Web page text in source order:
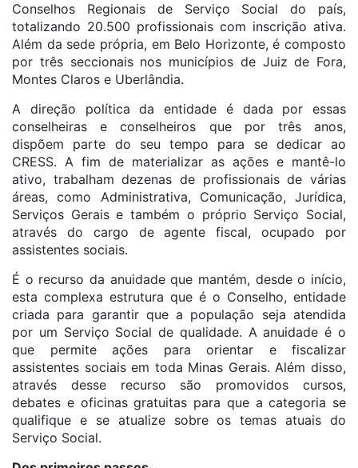
Conselhos Regionais de Serviço Social do país,
totalizando 20.500 profissionais com inscrição ativa.
Além da sede própria, em Belo Horizonte, é composto
por três seccionais nos municípios de Juiz de Fora,
Montes Claros e Uberlândia.
A direção política da entidade é dada por essas
conselheiras e conselheiros que por três anos,
dispõem parte do seu tempo para se dedicar ao
CRESS. A fim de materializar as ações e mantê-lo
ativo, trabalham dezenas de profissionais de várias
áreas, como Administrativa, Comunicação, Jurídica,
Serviços Gerais e também o próprio Serviço Social,
através do cargo de agente fiscal, ocupado por
assistentes sociais.
É o recurso da anuidade que mantém, desde o início,
esta complexa estrutura que é o Conselho, entidade
criada para garantir que a população seja atendida
por um Serviço Social de qualidade. A anuidade é o
que permite ações para orientar e fiscalizar
assistentes sociais em toda Minas Gerais. Além disso,
através desse recurso são promovidos cursos,
debates e oficinas gratuitas para que a categoria se
qualifique e se atualize sobre os temas atuais do
Serviço Social.